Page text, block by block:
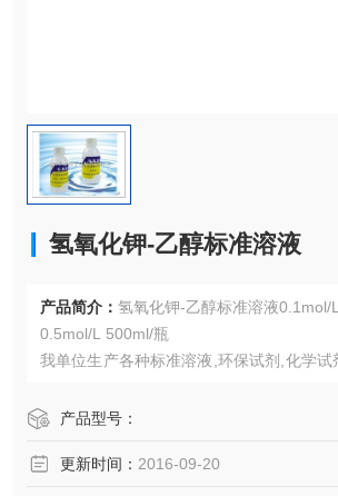
氢氧化钾-乙醇标准溶液
产品简介： 氢氧化钾-乙醇标准溶液0.1mol/
0.5mol/L 500ml/瓶
我单位生产各种标准溶液,环保试剂,化学试
产品型号：
更新时间： 2016-09-20